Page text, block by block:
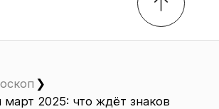
2025: что ждёт знаков